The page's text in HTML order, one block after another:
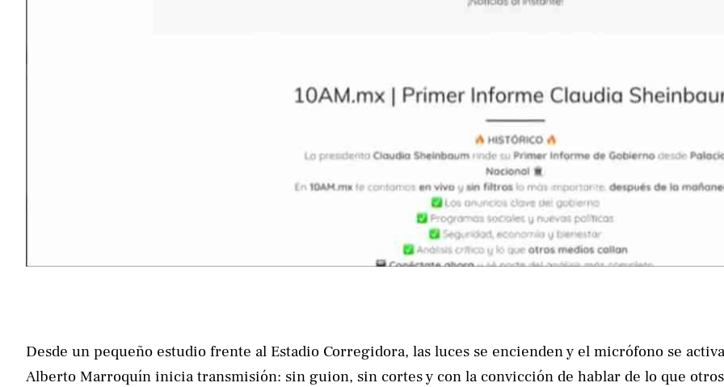
Desde un pequeño estudio frente al Estadio Corregidora, las luces se encienden y el micrófono se
Alberto Marroquín inicia transmisión: sin guion, sin cortes y con la convicción de hablar de lo que